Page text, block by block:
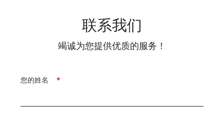
联系我们
竭诚为您提供优质的服务！
*
您的姓名